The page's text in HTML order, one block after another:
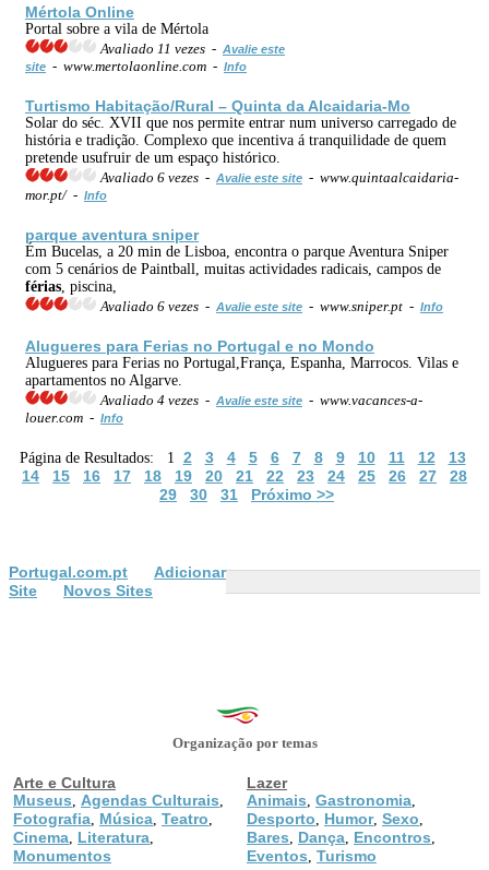
Mértola Online
Portal sobre a vila de Mértola
Avaliado 11 vezes - Avalie este
site - www.mertolaonline.com - Info
Turtismo Habitação/Rural – Quinta da Alcaidaria-Mo
Solar do séc. XVII que nos permite entrar num universo carregado de
história e tradição. Complexo que incentiva á tranquilidade de quem
pretende usufruir de um espaço histórico.
Avaliado 6 vezes - Avalie este site - www.quintaalcaidaria-
mor.pt/ - Info
parque aventura sniper
Ém Bucelas, a 20 min de Lisboa, encontra o parque Aventura Sniper
com 5 cenários de Paintball, muitas actividades radicais, campos de
férias , piscina,
Avaliado 6 vezes - Avalie este site - www.sniper.pt - Info
Alugueres para Ferias no Portugal e no Mondo
Alugueres para Ferias no Portugal,França, Espanha, Marrocos. Vilas e
apartamentos no Algarve.
Avaliado 4 vezes - Avalie este site - www.vacances-a-
louer.com - Info
Página de Resultados: 1 2 3 4 5 6 7 8 9 10 11 12
13
14
15 16 17 18 19 20 21 22 23 24 25 26 27
28
29
30 31 Próximo >>
Portugal.com.pt
Adicionar
Site
Novos Sites
Organização por temas
Arte e Cultura
Museus
Agendas Culturais
Fotografia Música Teatro
Cinema Literatura
Monumentos
Lazer
Animais Gastronomia
Desporto Humor, Sexo
Bares Dança Encontros
Eventos Turismo